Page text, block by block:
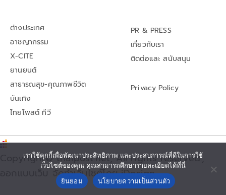
ต่างประเทศ
อาชญากรรม
X-CITE
ยานยนต์
สาธารณสุข-คุณภาพชีวิต
บันเทิง
ไทยโพสต์ ทีวี
PR & PRESS
เกี่ยวกับเรา
ติดต่อและ สนับสนุน
Privacy Policy
Copyright© thaipost.net, All rights reserved.,
ออกแบบเว็บ จัดทำเว็บไซต์โดย iDesign
เราใช้คุกกี้เพื่อพัฒนาประสิทธิภาพ และประสบการณ์ที่ดีในการใช้
เว็บไซต์ของคุณ คุณสามารถศึกษารายละเอียดได้ที่นี่
ยินยอม
นโยบายความเป็นส่วนตัว